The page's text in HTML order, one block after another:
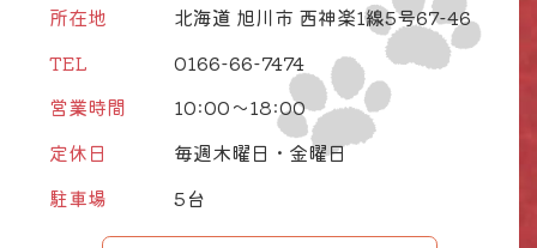
所在地
北海道 旭川市 西神楽1線5号67-46
TEL
0166-66-7474
営業時間
10:00～18:00
定休日
毎週木曜日・金曜日
駐車場
5台